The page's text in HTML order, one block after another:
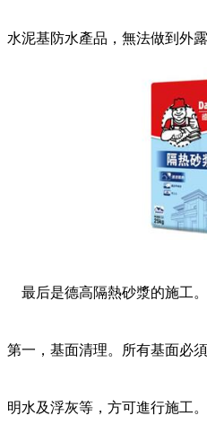
水泥基防水產品，無法做到外
最后是德高隔熱砂漿的施工
第一，基面清理。所有基面必
明水及浮灰等，方可進行施工